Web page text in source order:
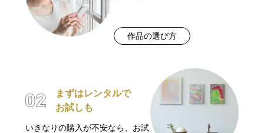
作品の選び方
まずはレンタルで
お試しも
いきなりの購入が不安なら、お試